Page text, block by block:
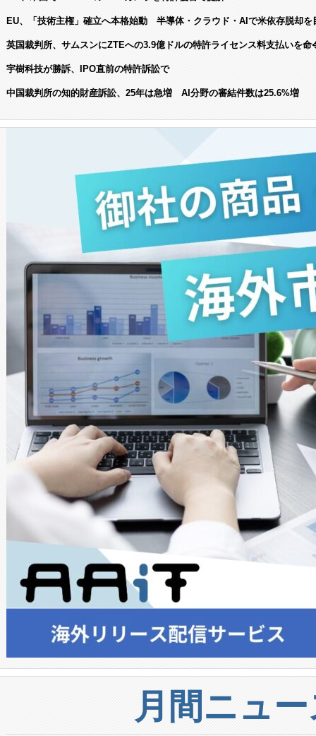
EU、「技術主権」確立へ本格始動 半導体・クラウド・AIで米依存脱却を
英国裁判所、サムスンにZTEへの3.9億ドルの特許ライセンス料支払いを命
宇樹科技が勝訴、IPO直前の特許訴訟で
中国裁判所の知的財産訴訟、25年は急増 AI分野の審結件数は25.6%増
月間ニュ